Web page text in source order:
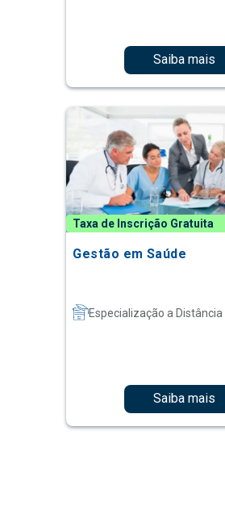
Saiba mais
Taxa de Inscrição Gratuita
Gestão em Saúde
Especialização a Distância
Saiba mais